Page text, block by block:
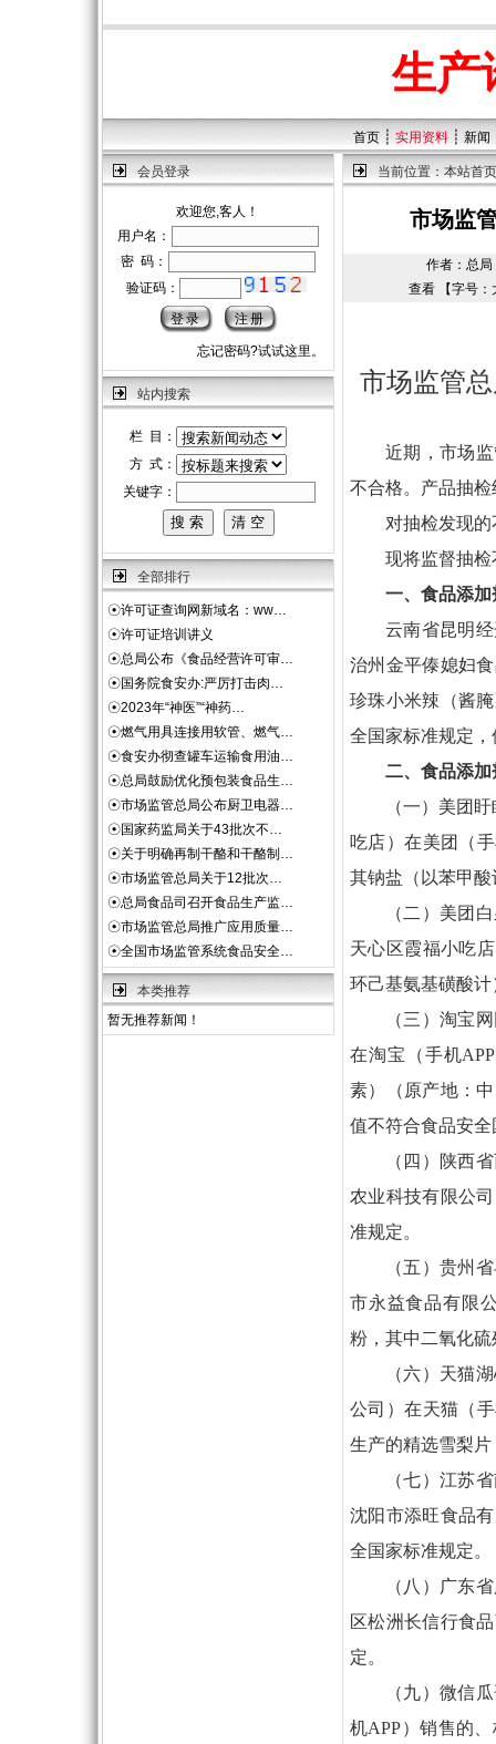
生产
首页 ┊ 实用资料 ┊ 新闻
会员登录
欢迎您,客人！
用户名：
密 码：
验证码：
忘记密码?试试这里。
站内搜索
栏 目：
方 式：
关键字：
全部排行
☉许可证查询网新域名：ww…
☉许可证培训讲义
☉总局公布《食品经营许可审…
☉国务院食安办:严厉打击肉…
☉2023年“神医”“神药…
☉燃气用具连接用软管、燃气…
☉食安办彻查罐车运输食用油…
☉总局鼓励优化预包装食品生…
☉市场监管总局公布厨卫电器…
☉国家药监局关于43批次不…
☉关于明确再制干酪和干酪制…
☉市场监管总局关于12批次…
☉总局食品司召开食品生产监…
☉市场监管总局推广应用质量…
☉全国市场监管系统食品安全…
本类推荐
暂无推荐新闻！
当前位置： 本站首页
市场监
作者：总
查看 【字号：
市场监管
近期，市场
不合格。产品抽检
对抽检发现
现将监督抽
一、食品添
云南省昆明
治州金平傣媳妇
珍珠小米辣（酱
全国家标准规定
二、食品添
（一）美团
吃店）在美团（
其钠盐（以苯甲
（二）美团
天心区霞福小吃
环己基氨基磺酸
（三）淘宝
在淘宝（手机
素）（原产地：
值不符合食品安
（四）陕西
农业科技有限公
准规定。
（五）贵州
市永益食品有限
粉，其中二氧化
（六）天猫
公司）在天猫（
生产的精选雪梨
（七）江苏
沈阳市添旺食品
全国家标准规定。
（八）广东
区松洲长信行食
定。
（九）微信
机APP）销售的